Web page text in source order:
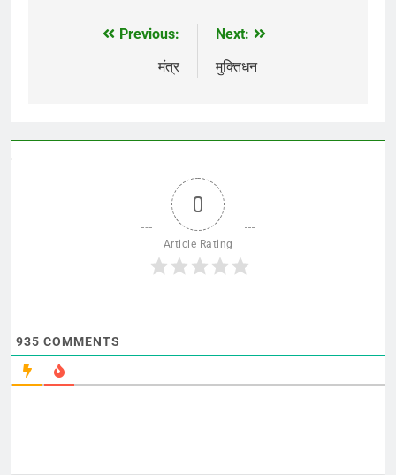
Previous:
मंत्र
Next:
मुक्तिधन
0
Article Rating
935 COMMENTS